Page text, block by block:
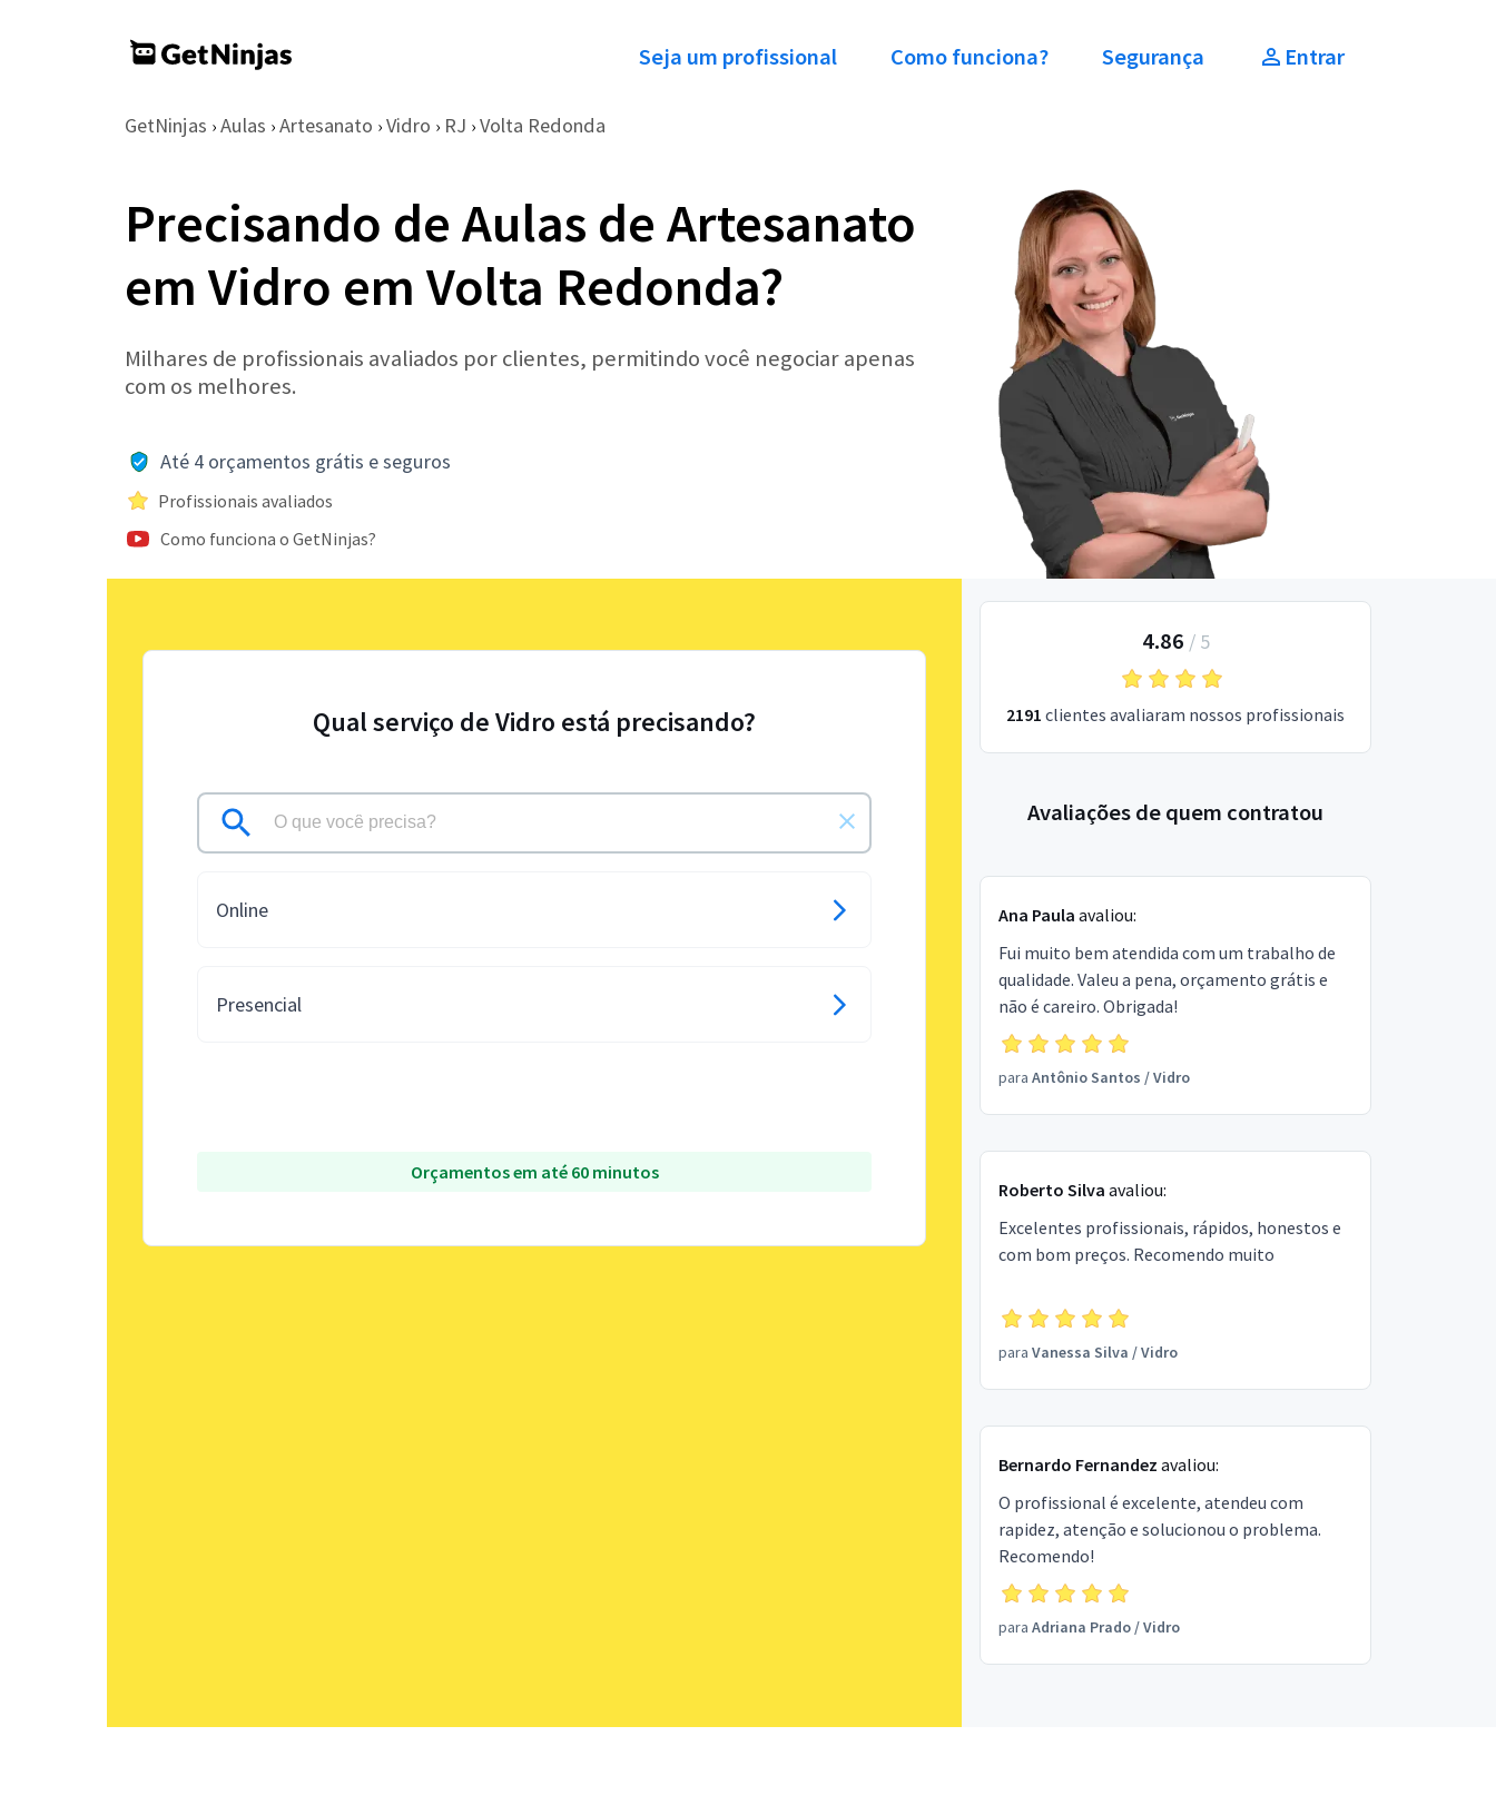
Seja um profissional Como funciona? Segurança Entrar
GetNinjas › Aulas › Artesanato › Vidro › RJ › Volta Redonda
Precisando de Aulas de Artesanato
em Vidro em Volta Redonda?
Milhares de profissionais avaliados por clientes, permitindo você negociar apenas
com os melhores.
Até 4 orçamentos grátis e seguros
Profissionais avaliados
Como funciona o GetNinjas?
Qual serviço de Vidro está precisando?
Online
Presencial
Orçamentos em até 60 minutos
4.86 / 5
2191 clientes avaliaram nossos profissionais
Avaliações de quem contratou
Ana Paula avaliou:
Fui muito bem atendida com um trabalho de
qualidade. Valeu a pena, orçamento grátis e
não é careiro. Obrigada!
para Antônio Santos /Vidro
Roberto Silva avaliou:
Excelentes profissionais, rápidos, honestos e
com bom preços. Recomendo muito
para Vanessa Silva /Vidro
Bernardo Fernandez avaliou:
O profissional é excelente, atendeu com
rapidez, atenção e solucionou o problema.
Recomendo!
para Adriana Prado/Vidro